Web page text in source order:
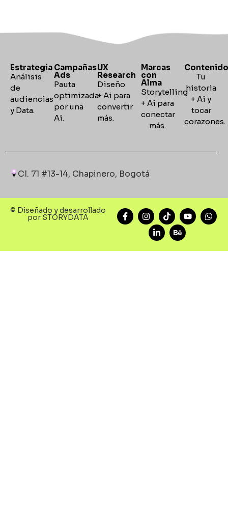
Estrategia
Análisis
de
audiencias
y Data.
Campañas
Ads
Pauta
optimizada
por una
Ai.
UX
Research
Diseño
+ Ai para
convertir
más.
Marcas
con
Alma
Storytelling
+Ai para
conectar
más.
Tu
historia
+ Ai y
tocar
Cl. 71 #13-14, Chapinero, Bogotá
© Diseñado y desarrollado
por STORYDATA